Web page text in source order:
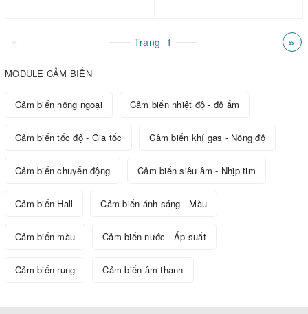
« Trang 1 »
MODULE CẢM BIẾN
Cảm biến hồng ngoại Cảm biến nhiệt độ - độ ẩm
Cảm biến tốc độ - Gia tốc Cảm biến khí gas - Nồng độ
Cảm biến chuyển động Cảm biến siêu âm - Nhịp tim
Cảm biến Hall Cảm biến ánh sáng - Màu
Cảm biến màu Cảm biến nước - Áp suất
Cảm biến rung Cảm biến âm thanh